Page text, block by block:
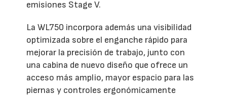
emisiones Stage V.
La WL750 incorpora además una visibilidad
optimizada sobre el enganche rápido para
mejorar la precisión de trabajo, junto con
una cabina de nuevo diseño que ofrece un
acceso más amplio, mayor espacio para las
piernas y controles ergonómicamente